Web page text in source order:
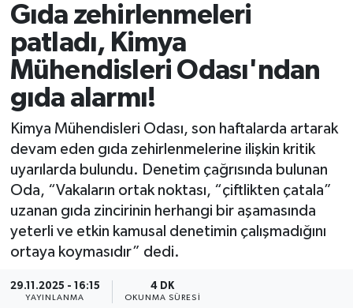
Gıda zehirlenmeleri
patladı, Kimya
Mühendisleri Odası'ndan
gıda alarmı!
Kimya Mühendisleri Odası, son haftalarda artarak
devam eden gıda zehirlenmelerine ilişkin kritik
uyarılarda bulundu. Denetim çağrısında bulunan
Oda, “Vakaların ortak noktası, “çiftlikten çatala”
uzanan gıda zincirinin herhangi bir aşamasında
yeterli ve etkin kamusal denetimin çalışmadığını
ortaya koymasıdır” dedi.
29.11.2025 - 16:15
YAYINLANMA
4 DK
OKUNMA SÜRESI
Bölge
EĞİTİM
Ekonomi
Genel
Görüntülü Haber
Güncel
Antalya Trafik Yoğunluk Haritası
Süper Lig Puan Durumu ve Fikstür
Tüm Manşetler
Son Dakika Haberleri
Haber Arşivi